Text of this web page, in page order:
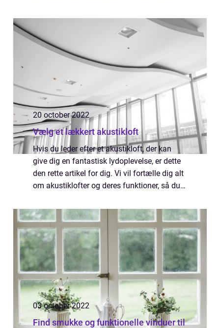
et kig på nogle af de ting, som er v...
20 october 2022
Vælg et lækkert akustikloft
Hvis du leder efter et akustikloft, der kan
give dig en fantastisk lydoplevelse, er dette
den rette artikel for dig. Vi vil fortælle dig alt
om akustiklofter og deres funktioner, så du
valg for din virks...
03 october 2022
Find smukke og funktionelle vinduer til